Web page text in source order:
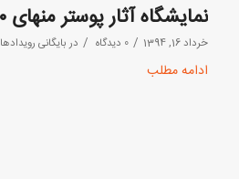
نمایشگاه آثار پوستر منهای ۳۰
خرداد 16, 1394 / 0 دیدگاه / در بایگانی رویدادها
ادامه مطلب